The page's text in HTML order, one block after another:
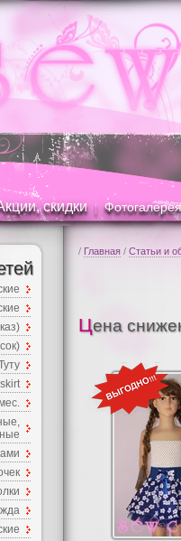
скидки | Фотогалерея
/ Главная / Статьи и
Цена